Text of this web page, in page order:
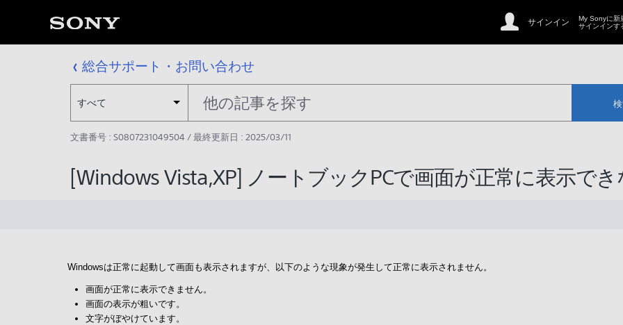
サインイン
My Sonyに新
サインインす
総合サポート・お問い合わせ
すべて
文書番号 : S0807231049504 / 最終更新日 : 2025/03/11
[Windows Vista,XP] ノートブックPCで画面が正常に表示で
Windowsは正常に起動して画面も表示されますが、以下のような現象が発生して正常に表示されません。
画面が正常に表示できません。
画面の表示が粗いです。
文字がぼやけています。